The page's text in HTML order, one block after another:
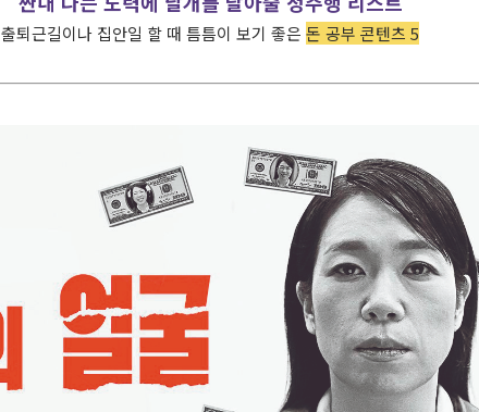
출퇴근길이나 집안일 할 때 틈틈이 보기 좋은 돈 공부 콘텐츠 5